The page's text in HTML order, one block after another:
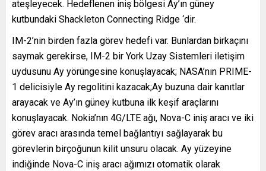
ateşleyecek. Hedeflenen iniş bölgesi Ay’ın güney
kutbundaki Shackleton Connecting Ridge ‘dir.
IM-2’nin birden fazla görev hedefi var. Bunlardan birkaçını
saymak gerekirse, IM-2 bir York Uzay Sistemleri iletişim
uydusunu Ay yörüngesine konuşlayacak; NASA’nın PRIME-
1 delicisiyle Ay regolitini kazacak;Ay buzuna dair kanıtlar
arayacak ve Ay’ın güney kutbuna ilk keşif araçlarını
konuşlayacak. Nokia’nın 4G/LTE ağı, Nova-C iniş aracı ve iki
görev aracı arasında temel bağlantıyı sağlayarak bu
görevlerin birçoğunun kilit unsuru olacak. Ay yüzeyine
indiğinde Nova-C iniş aracı ağımızı otomatik olarak